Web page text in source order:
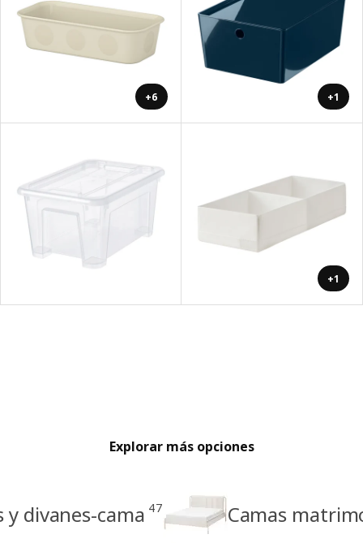
+6 +1
+1
Explorar más opciones
y divanes-cama 47 Camas